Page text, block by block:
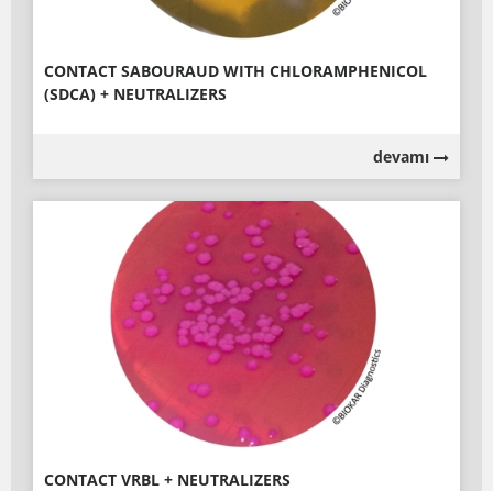
CONTACT SABOURAUD WITH CHLORAMPHENICOL
(SDCA) + NEUTRALIZERS
devamı
CONTACT VRBL + NEUTRALIZERS